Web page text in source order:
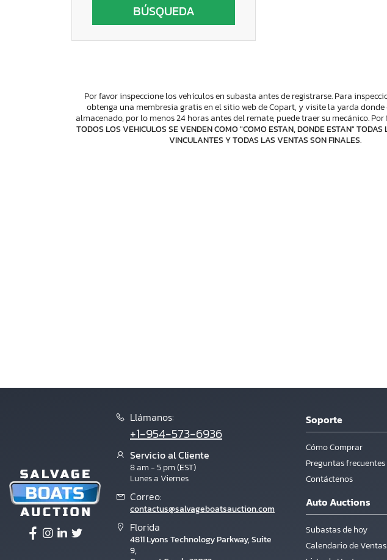
Por favor inspeccione los vehículos en subasta antes de registrarse. Para
obtenga una membresia gratis en el sitio web de Copart, y visite la yarda donde
almacenado, por lo menos 24 horas antes del remate, puede traer su mecánico.
TODOS LOS VEHICULOS SE VENDEN COMO "COMO ESTAN, DONDE ESTAN" TODAS
VINCULANTES Y TODAS LAS VENTAS SON FINALES.
Llámanos:
+1-954-573-6936
Servicio al Cliente
8 am - 5 pm (EST)
Lunes a Viernes
Correo:
contactus@salvageboatsauction.com
Florida
4811 Lyons Technology Parkway, Suite
9,
Soporte
Cómo Comprar
Preguntas frecuentes
Contáctenos
Auto Auctions
Subastas de hoy
Calendario de Ventas